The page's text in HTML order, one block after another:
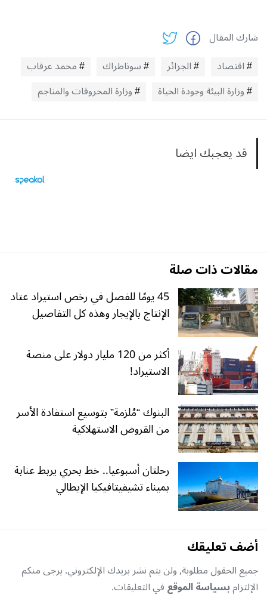
شارك المقال
اقتصاد
الجزائر سوناطراك
محمد عرقاب
وزارة البيئة وجودة الحياة
وزارة المحروقات والمناجم
قد يعجبك ايضا
مقالات ذات صلة
45 يومًا للفصل في رخص استيراد عتاد
الإنتاج بالإيجار وهذه كل التفاصيل
أكثر من 120 مليار دولار على منصة
الاستيراد!
البنوك “مُلزمة” بتوسيع استفادة الأسر
من القروض الاستهلاكية
رحلتان أسبوعيا.. خط بحري يربط عنابة
بميناء تشيفيتافيكيا الإيطالي
أضف تعليقك
جميع الحقول مطلوبة, ولن يتم نشر بريدك الإلكتروني. يرجى منكم
الإلتزامبسياسة الموقعفي التعليقات.